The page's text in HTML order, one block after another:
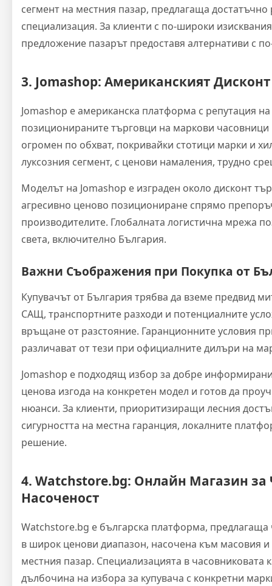
сегмент на местния пазар, предлагаща
специализация. За клиенти с по-широки
предложение пазарът предоставя алтернативи с
3. Jomashop: Американският
Jomashop е американска платформа с репутация
позиционираните търговци на маркови
огромен по обхват, покривайки стотици марки и
луксозния сегмент, с ценови намаления, трудно
Моделът на Jomashop е изграден около дисконт
агресивно ценово позициониране спрямо
производителите. Глобалната логистична мрежа
света, включително България.
Важни Съображения при Покупка от
Купувачът от България трябва да вземе предвид
САЩ, транспортните разходи и потенциалните
връщане от разстояние. Гаранционните условия
различават от тези при официалните дилъри на
Jomashop е подходящ избор за добре
ценова изгода на конкретен модел и готов да
нюанси. За клиенти, приоритизиращи лесния
сигурността на местна гаранция, локалните
решение.
4. Watchstore.bg: Онлайн Магазин
Насоченост
Watchstore.bg е българска платформа,
в широк ценови диапазон, насочена към масовия и
местния пазар. Специализацията в часовниковата
дълбочина на избора за купувача с конкретни